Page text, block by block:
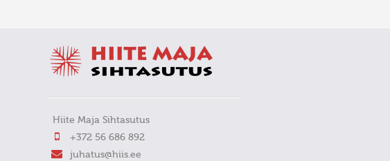
Hiite Maja Sihtasutus
+372 56 686 892
juhatus@hiis.ee